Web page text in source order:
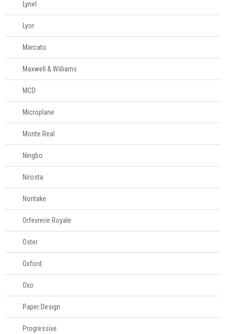
Lynel
Lyor
Marcato
Maxwell & Williams
MCD
Microplane
Monte Real
Ningbo
Nirosta
Noritake
Orfevrerie Royale
Oster
Oxford
Oxo
Paper Design
Progressive